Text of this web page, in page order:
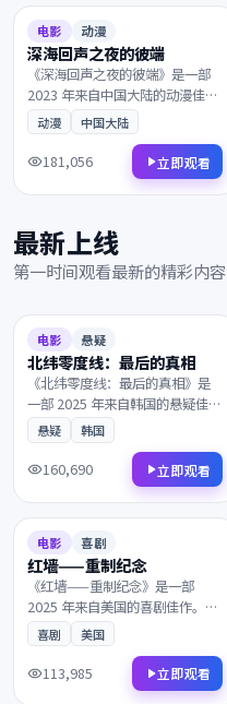
8.9
电影 动漫
深海回声之夜的彼端
《深海回声之夜的彼端》是一部
2023 年来自中国大陆的动漫佳
作。在霓虹与雨水交织的都市，
理想与现实在一次次抉择中互相
拉扯。兼具商业类型片的爽感与
艺术片的余韵，影迷不容错过。
动漫 中国大陆
181,056 立即观看
最新上线
第一时间观看最新的精彩内容
6.6
电影 悬疑
北纬零度线：最后的真相
《北纬零度线：最后的真相》是
一部 2025 年来自韩国的悬疑佳
作。黎明前最深的黑暗中，一段
隐忍多年的爱意终于得以释放。
叙事节奏张弛有度，演员表演收
放自如，影迷不容错过。
悬疑 韩国
160,690 立即观看
7.5
电影 喜剧
红墙——重制纪念
《红墙——重制纪念》是一部
2025 年来自美国的喜剧佳作。当
现实与回忆的界限渐渐模糊，一
群孤独的旅人在终点的小酒馆相
遇。镜头与配乐的张力让每一帧
都值得细细品鉴，影迷不容错
喜剧 美国
113,985 立即观看